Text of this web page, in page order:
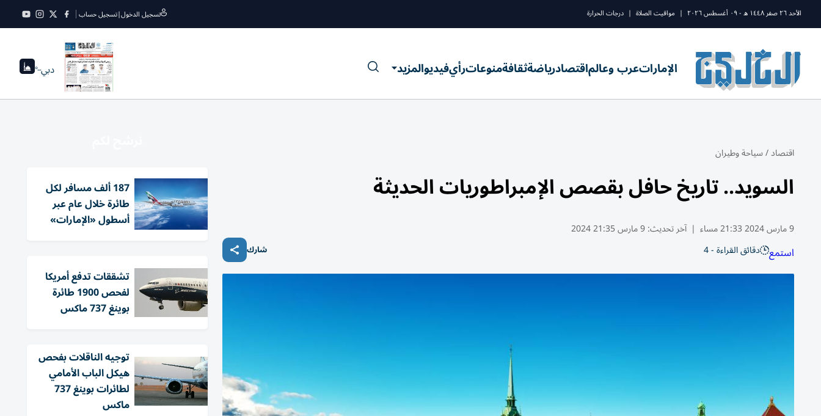
الأحد ٢٦ صفر ١٤٤٨ ه - ٠٩ أغسطس ٢٠٢٦ | مواقيت الصلاة | درجات الحرارة تسجيل الدخول|تسجيل حساب
الإماراتعرب وعالماقتصادرياضةثقافةمنوعاترأيفيديوالمزيد دبي--°
اقتصاد/سياحة وطيران
السويد.. تاريخ حافل بقصص الإمبراطوريات الحديثة
9 مارس 2024 21:33 مساء | آخر تحديث:9 مارس 21:35 2024
استمع دقائق القراءة - 4 شارك
187 ألف مسافر لكل
طائرة خلال عام عبر
أسطول «الإمارات»
تشققات تدفع أمريكا
لفحص 1900 طائرة
بوينغ 737 ماكس
توجيه الناقلات بفحص
هيكل الباب الأمامي
لطائرات بوينغ 737
ماكس